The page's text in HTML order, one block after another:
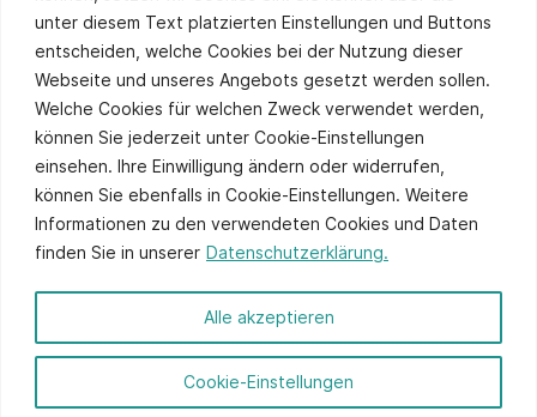
unter diesem Text platzierten Einstellungen und Buttons
entscheiden, welche Cookies bei der Nutzung dieser
Webseite und unseres Angebots gesetzt werden sollen.
Welche Cookies für welchen Zweck verwendet werden,
können Sie jederzeit unter Cookie-Einstellungen
einsehen. Ihre Einwilligung ändern oder widerrufen,
können Sie ebenfalls in Cookie-Einstellungen. Weitere
Informationen zu den verwendeten Cookies und Daten
finden Sie in unserer Datenschutzerklärung.
Cookie-Einstellungen
Alle akzeptieren
Sie stimmen unserer Datenschutzpolitik
zu.
Alternative:
© 2026 ITCS - Website byaxtesys
Impressum